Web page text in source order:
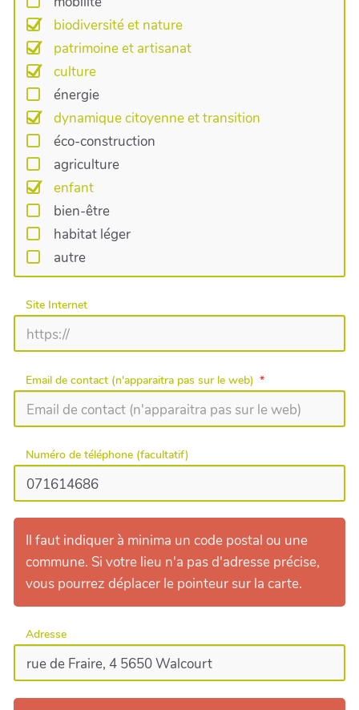
biodiversité et nature
patrimoine et artisanat
culture
énergie
dynamique citoyenne et transition
éco-construction
agriculture
enfant
bien-être
habitat léger
autre
Site Internet
Email de contact (n'apparaitra pas sur le web)
Numéro de téléphone (facultatif)
Il faut indiquer à minima un code postal ou une
commune. Si votre lieu n'a pas d'adresse précise,
vous pourrez déplacer le pointeur sur la carte.
Adresse